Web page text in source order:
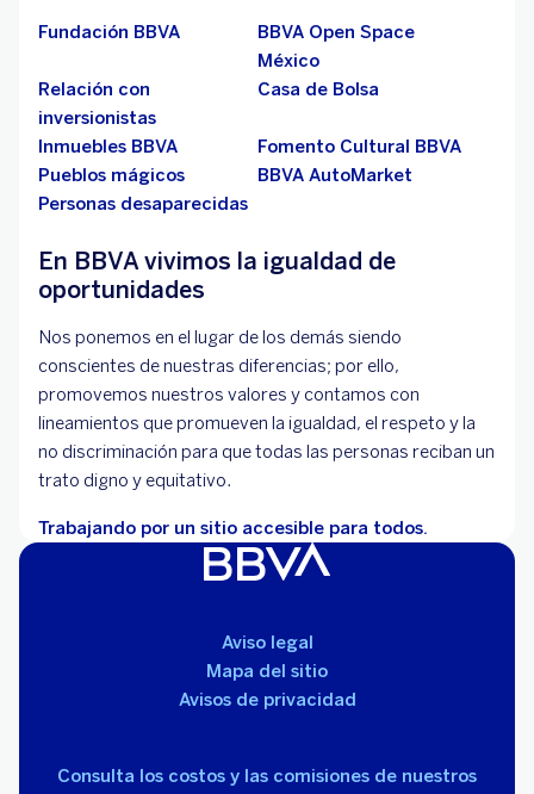
Fundación BBVA
BBVA Open Space
México
Relación con
inversionistas
Casa de Bolsa
Inmuebles BBVA
Fomento Cultural BBVA
Pueblos mágicos
BBVA AutoMarket
Personas desaparecidas
En BBVA vivimos la igualdad de
oportunidades
Nos ponemos en el lugar de los demás siendo
conscientes de nuestras diferencias; por ello,
promovemos nuestros valores y contamos con
lineamientos que promueven la igualdad, el respeto y la
no discriminación para que todas las personas reciban un
trato digno y equitativo.
Trabajando por un sitio accesible para todos.
Aviso legal
Mapa del sitio
Avisos de privacidad
Consulta los costos y las comisiones de nuestros